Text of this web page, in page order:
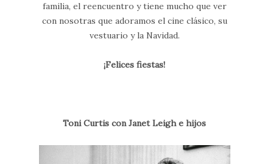
familia, el reencuentro y tiene mucho que ver
con nosotras que adoramos el cine clásico, su
vestuario y la Navidad.
¡Felices fiestas!
Toni Curtis conJanet Leigh e hijos